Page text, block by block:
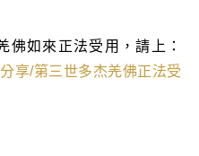
佛如來正法受用，請上：
享/第三世多杰羌佛正法受